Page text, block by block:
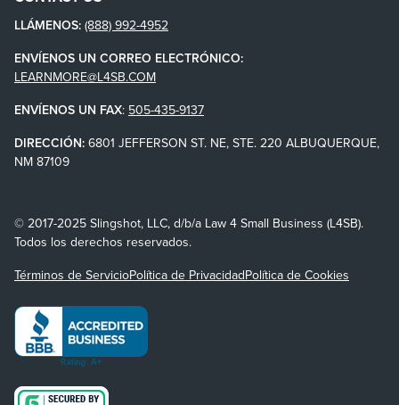
LLÁMENOS: (888) 992-4952
ENVÍENOS UN CORREO ELECTRÓNICO:
LEARNMORE@L4SB.COM
ENVÍENOS UN FAX: 505-435-9137
DIRECCIÓN: 6801 JEFFERSON ST. NE, STE. 220 ALBUQUERQUE,
NM 87109
© 2017-2025 Slingshot, LLC, d/b/a Law 4 Small Business (L4SB).
Todos los derechos reservados.
Términos de ServicioPolítica de PrivacidadPolítica de Cookies